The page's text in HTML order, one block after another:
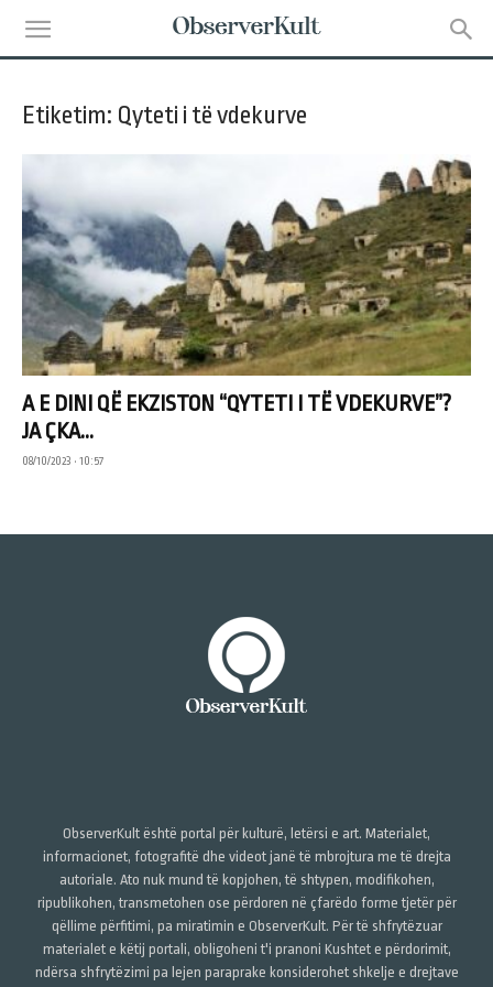
Etiketim: Qyteti i të vdekurve
A E DINI QË EKZISTON “QYTETI I TË VDEKURVE”?
JA ÇKA...
08/10/2023 • 10:57
ObserverKult është portal për kulturë, letërsi e art. Materialet,
informacionet, fotografitë dhe videot janë të mbrojtura me të drejta
autoriale. Ato nuk mund të kopjohen, të shtypen, modifikohen,
ripublikohen, transmetohen ose përdoren në çfarëdo forme tjetër për
qëllime përfitimi, pa miratimin e ObserverKult. Për të shfrytëzuar
materialet e këtij portali, obligoheni t'i pranoni Kushtet e përdorimit,
ndërsa shfrytëzimi pa lejen paraprake konsiderohet shkelje e drejtave